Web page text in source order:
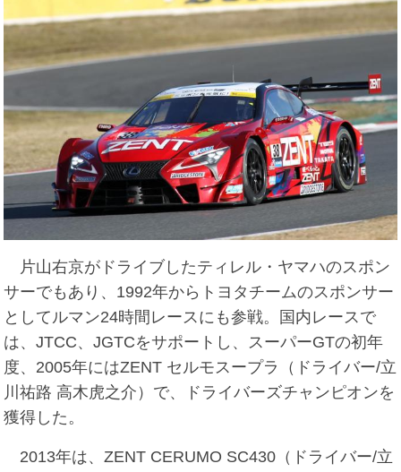
片山右京がドライブしたティレル・ヤマハのスポン
サーでもあり、1992年からトヨタチームのスポンサー
としてルマン24時間レースにも参戦。国内レースで
は、JTCC、JGTCをサポートし、スーパーGTの初年
度、2005年にはZENT セルモスープラ（ドライバー/立
川祐路 高木虎之介）で、ドライバーズチャンピオンを
獲得した。
2013年は、ZENT CERUMO SC430（ドライバー/立